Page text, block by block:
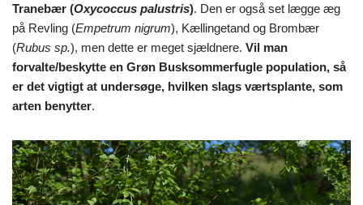
Tranebær (Oxycoccus palustris). Den er også set lægge æg
på Revling (Empetrum nigrum), Kællingetand og Brombær
(Rubus sp.), men dette er meget sjældnere. Vil man
forvalte/beskytte en Grøn Busksommerfugle population, så
er det vigtigt at undersøge, hvilken slags værtsplante, som
arten benytter.